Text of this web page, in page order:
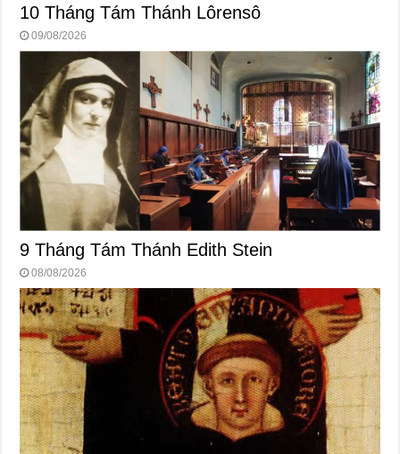
10 Tháng Tám Thánh Lôrensô
09/08/2026
9 Tháng Tám Thánh Edith Stein
08/08/2026